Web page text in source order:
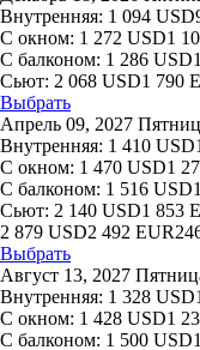
Внутренняя: 1 094 USD
С окном: 1 272 USD1
С балконом: 1 286 USD
Сьют: 2 068 USD1 790
Выбрать
Апрель 09, 2027
Внутренняя: 1 410 USD
С окном: 1 470 USD1
С балконом: 1 516 USD
Сьют: 2 140 USD1 853
2 879 USD2 492 EUR
Выбрать
Август 13, 2027
Внутренняя: 1 328 USD
С окном: 1 428 USD1
С балконом: 1 500 USD